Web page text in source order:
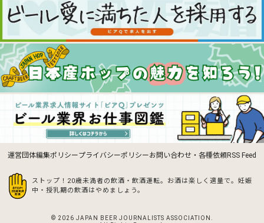
運営団体編集ポリシープライバシーポリシーお問い合わせ・各種依頼RSS Feed
ストップ！20歳未満者の飲酒・飲酒運転。お酒は楽しく適量で。 妊娠
中・授乳期の飲酒はやめましょう。
© 2026 JAPAN BEER JOURNALISTS ASSOCIATION.